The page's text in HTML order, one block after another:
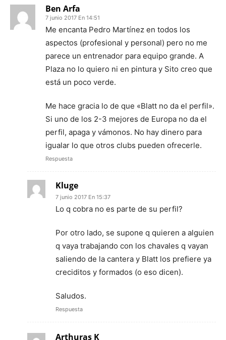
Ben Arfa
7 junio 2017 En 14:51
Me encanta Pedro Martínez en todos los
aspectos (profesional y personal) pero no me
parece un entrenador para equipo grande. A
Plaza no lo quiero ni en pintura y Sito creo que
está un poco verde.
Me hace gracia lo de que «Blatt no da el perfil».
Si uno de los 2-3 mejores de Europa no da el
perfil, apaga y vámonos. No hay dinero para
igualar lo que otros clubs pueden ofrecerle.
Respuesta
Kluge
7 junio 2017 En 15:37
Lo q cobra no es parte de su perfil?
Por otro lado, se supone q quieren a alguien
q vaya trabajando con los chavales q vayan
saliendo de la cantera y Blatt los prefiere ya
creciditos y formados (o eso dicen).
Saludos.
Respuesta
Arthuras K